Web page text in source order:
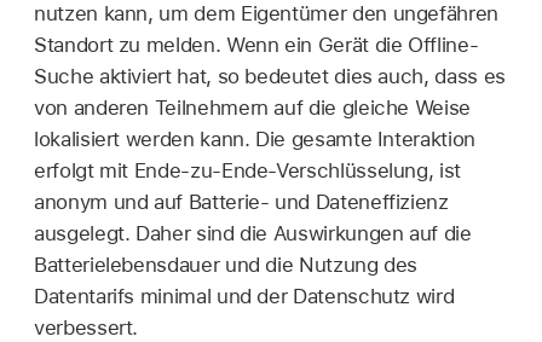
nutzen kann, um dem Eigentümer den ungefähren
Standort zu melden. Wenn ein Gerät die Offline-
Suche aktiviert hat, so bedeutet dies auch, dass es
von anderen Teilnehmern auf die gleiche Weise
lokalisiert werden kann. Die gesamte Interaktion
erfolgt mit Ende-zu-Ende-Verschlüsselung, ist
anonym und auf Batterie- und Dateneffizienz
ausgelegt. Daher sind die Auswirkungen auf die
Batterielebensdauer und die Nutzung des
Datentarifs minimal und der Datenschutz wird
verbessert.